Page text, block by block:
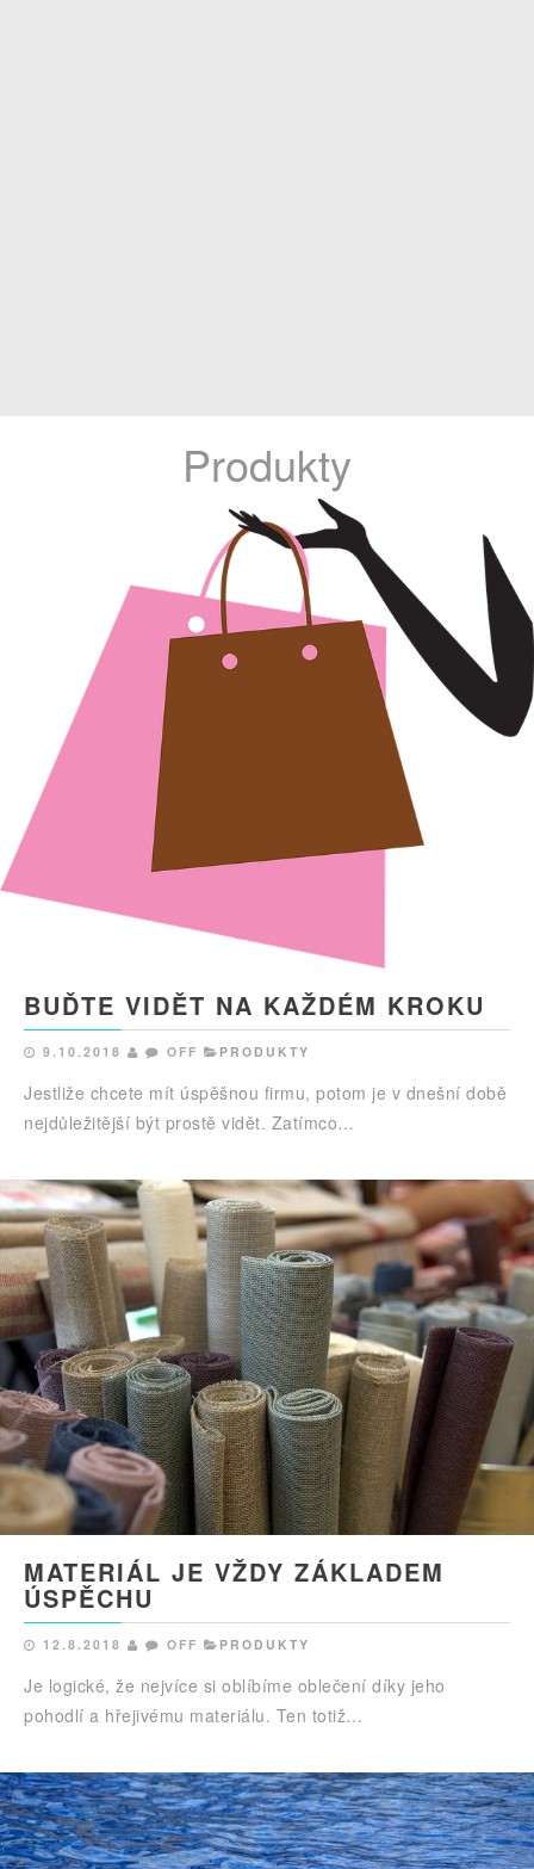
Produkty
BUĎTE VIDĚT NA KAŽDÉM KROKU
9.10.2018 OFF PRODUKTY
Jestliže chcete mít úspěšnou firmu, potom je v dnešní době
nejdůležitější být prostě vidět. Zatímco…
MATERIÁL JE VŽDY ZÁKLADEM
ÚSPĚCHU
12.8.2018 OFF PRODUKTY
Je logické, že nejvíce si oblíbíme oblečení díky jeho
pohodlí a hřejivému materiálu. Ten totiž…